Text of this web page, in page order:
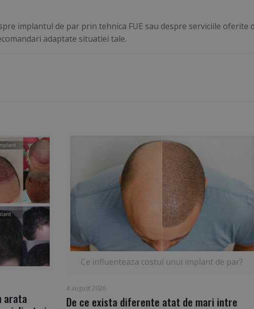
implantul de par prin tehnica FUE sau despre serviciile
adaptate situatiei tale.
arata
Ce influenteaza costul unui implant de par?
4 august 2026
De ce exista diferente atat de mari intre